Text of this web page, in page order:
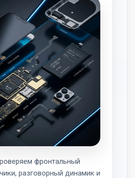
фронтальный
разговорный динамик и